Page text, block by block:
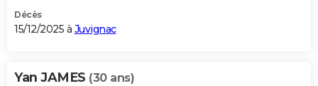
Décès
15/12/2025 à Juvignac
Yan JAMES (30 ans)